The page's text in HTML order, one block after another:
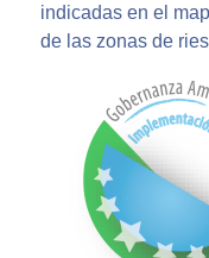
indicadas en el
de las zonas de